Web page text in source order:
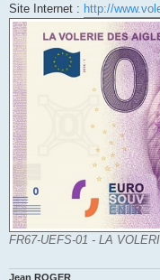
Site Internet : http://
FR67-UEFS-01 - LA
Jean ROGER